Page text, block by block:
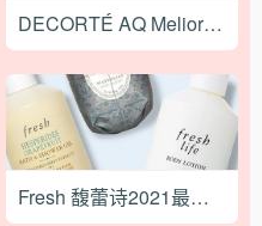
DECORTÉ AQ Meliority 珍萃精颜系列底妆 10月16日上市
Fresh 馥蕾诗2021最新海淘攻略